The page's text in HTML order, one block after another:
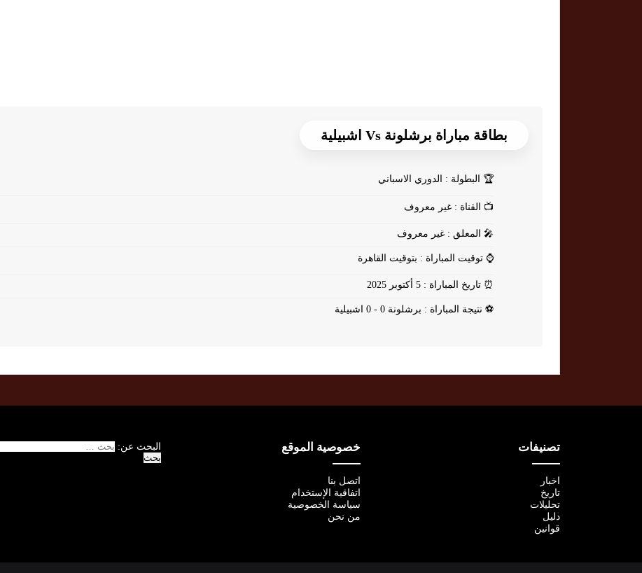
بطاقة مباراة برشلونة Vs اشبيلية
🏆 البطولة : الدوري الاسباني
📺 القناة : غير معروف
🎤 المعلق : غير معروف
⌚ توقيت المباراة : بتوقيت القاهرة
⏰ تاريخ المباراة : 5 أكتوبر 2025
⚽ نتيجة المباراة : برشلونة 0 - 0 اشبيلية
تصنيفات
اخبار
تاريخ
تحليلات
دليل
قوانين
خصوصية الموقع
اتصل بنا
اتفاقية الإستخدام
سياسة الخصوصية
من نحن
البحث عن: